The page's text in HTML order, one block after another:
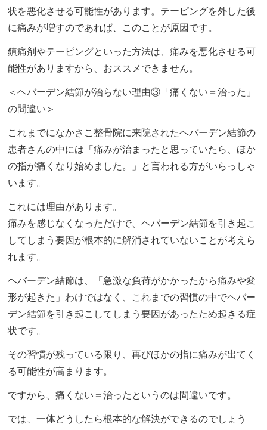
状を悪化させる可能性があります。テーピングを外した後
に痛みが増すのであれば、このことが原因です。
鎮痛剤やテーピングといった方法は、痛みを悪化させる可
能性がありますから、おススメできません。
＜ヘバーデン結節が治らない理由③「痛くない＝治った」
の間違い＞
これまでになかさこ整骨院に来院されたヘバーデン結節の
患者さんの中には「痛みが治まったと思っていたら、ほか
の指が痛くなり始めました。」と言われる方がいらっしゃ
います。
これには理由があります。
痛みを感じなくなっただけで、ヘバーデン結節を引き起こ
してしまう要因が根本的に解消されていないことが考えら
れます。
ヘバーデン結節は、「急激な負荷がかかったから痛みや変
形が起きた」わけではなく、これまでの習慣の中でヘバー
デン結節を引き起こしてしまう要因があったため起きる症
状です。
その習慣が残っている限り、再びほかの指に痛みが出てく
る可能性が高まります。
ですから、痛くない＝治ったというのは間違いです。
では、一体どうしたら根本的な解決ができるのでしょう